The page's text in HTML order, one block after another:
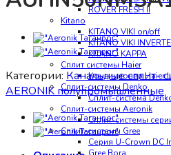
ROVER FRESH II
Kitano
KITANO VIKI on/off
KITANO VIKI
KITANO KAPPA
Сплит системы Haier
Кондиционер Haier
Сплит-системы Denko
Сплит-система
Сплит-системы Aeronik
Сплит-системы
Сплит-системы Gree
Серия U-Crown DC
Категории: Канальные сплит-
AERONIK полупромышленные